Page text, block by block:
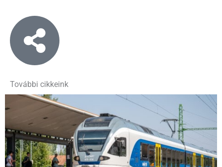
További cikkeink